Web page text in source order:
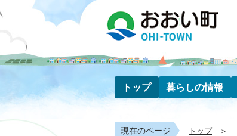
トップ 暮らしの情報
現在のページ トップ